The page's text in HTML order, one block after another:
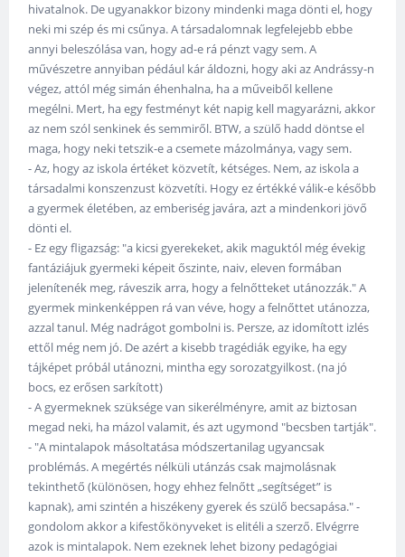
hivatalnok. De ugyanakkor bizony mindenki maga dönti el, hogy
neki mi szép és mi csűnya. A társadalomnak legfelejebb ebbe
annyi beleszólása van, hogy ad-e rá pénzt vagy sem. A
művészetre annyiban pédául kár áldozni, hogy aki az Andrássy-n
végez, attól még simán éhenhalna, ha a műveiből kellene
megélni. Mert, ha egy festményt két napig kell magyarázni, akkor
az nem szól senkinek és semmiről. BTW, a szülő hadd döntse el
maga, hogy neki tetszik-e a csemete mázolmánya, vagy sem.
- Az, hogy az iskola értéket közvetít, kétséges. Nem, az iskola a
társadalmi konszenzust közvetíti. Hogy ez értékké válik-e később
a gyermek életében, az emberiség javára, azt a mindenkori jövő
dönti el.
- Ez egy fligazság: "a kicsi gyerekeket, akik maguktól még évekig
fantáziájuk gyermeki képeit őszinte, naiv, eleven formában
jelenítenék meg, ráveszik arra, hogy a felnőtteket utánozzák." A
gyermek minkenképpen rá van véve, hogy a felnőttet utánozza,
azzal tanul. Még nadrágot gombolni is. Persze, az idomított izlés
ettől még nem jó. De azért a kisebb tragédiák egyike, ha egy
tájképet próbál utánozni, mintha egy sorozatgyilkost. (na jó
bocs, ez erősen sarkított)
- A gyermeknek szüksége van sikerélményre, amit az biztosan
megad neki, ha mázol valamit, és azt ugymond "becsben tartják".
- "A mintalapok másoltatása módszertanilag ugyancsak
problémás. A megértés nélküli utánzás csak majmolásnak
tekinthető (különösen, hogy ehhez felnőtt „segítséget” is
kapnak), ami szintén a hiszékeny gyerek és szülő becsapása." -
gondolom akkor a kifestőkönyveket is elitéli a szerző. Elvégrre
azok is mintalapok. Nem ezeknek lehet bizony pedagógiai